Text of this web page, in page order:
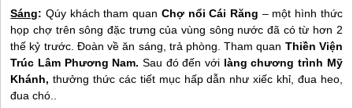
Sáng: Qúy khách tham quan Chợ nổi Cái Răng – một hình thức
họp chợ trên sông đặc trưng của vùng sông nước đã có từ hơn 2
thế kỷ trước. Đoàn về ăn sáng, trả phòng. Tham quan Thiền Viện
Trúc Lâm Phương Nam. Sau đó đến với làng chương trình Mỹ
Khánh, thưởng thức các tiết mục hấp dẫn như xiếc khỉ, đua heo,
đua chó..